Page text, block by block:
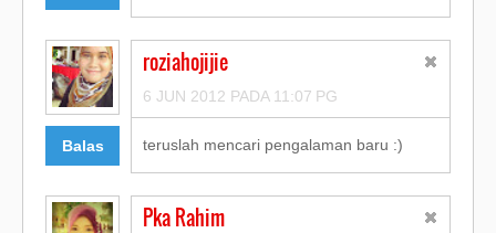
Balas
roziahojijie
6 JUN 2012 PADA 11:07 PG
teruslah mencari pengalaman baru :)
Pka Rahim